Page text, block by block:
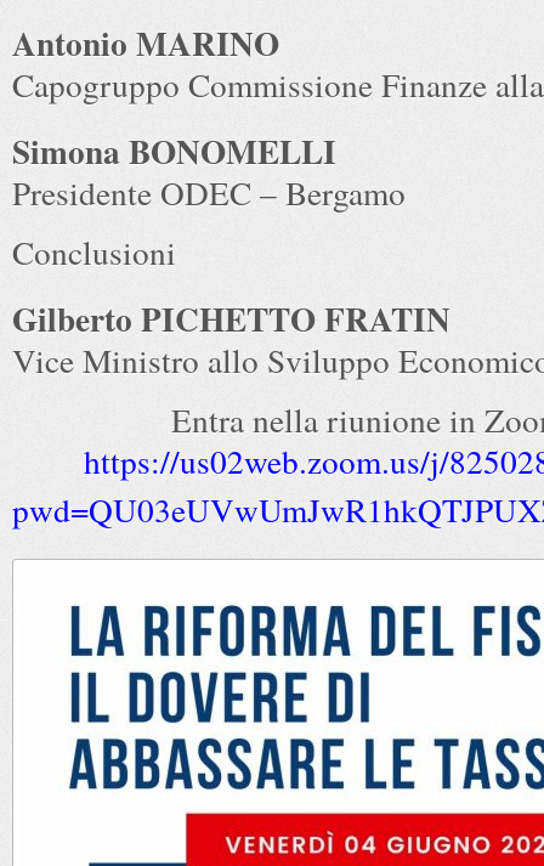
Antonio MARINO
Capogruppo Commissione Finanze
Simona BONOMELLI
Presidente ODEC – Bergamo
Conclusioni
Gilberto PICHETTO FRATIN
Vice Ministro allo Sviluppo
Entra nella riunione in
https://us02web.zoom.us/j/